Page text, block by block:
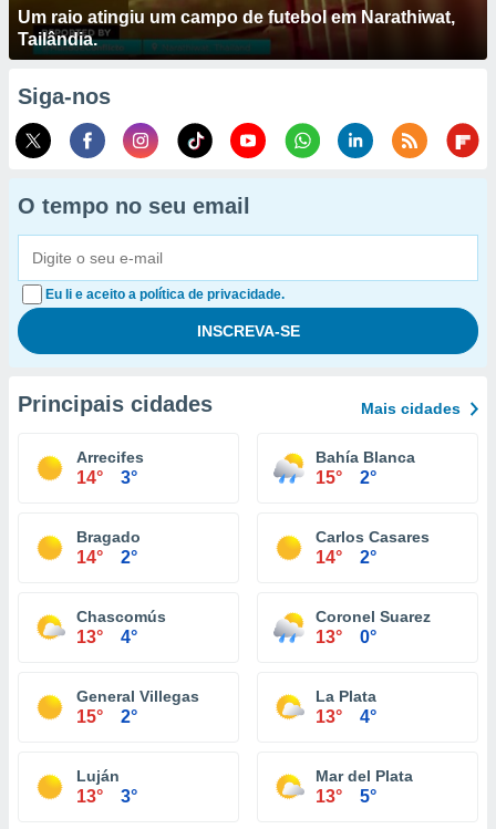
Um raio atingiu um campo de futebol em Narathiwat,
Tailândia.
Siga-nos
O tempo no seu email
Eu li e aceito a política de privacidade.
Principais cidades Mais cidades
Arrecifes
14° 3°
Bahía Blanca
15° 2°
Bragado
14° 2°
Carlos Casares
14° 2°
Chascomús
13° 4°
Coronel Suarez
13° 0°
General Villegas
15° 2°
La Plata
13° 4°
Luján
13° 3°
Mar del Plata
13° 5°